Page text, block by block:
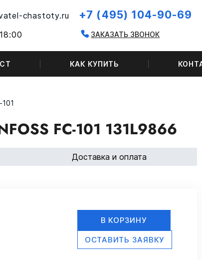
chastoty.ru +7 (495) 104-90-69
ЗАКАЗАТЬ ЗВОНОК
КАК КУПИТЬ
FC-101 131L9866
Доставка и оплата
В КОРЗИНУ
ОСТАВИТЬ ЗАЯВКУ